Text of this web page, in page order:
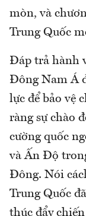
mòn, và
Trung Quốc
Đáp trả hành
Đông Nam Á
lực để bảo vệ
ràng sự chào
cường quốc
và Ấn Độ
Đông. Nói
Trung Quốc
thúc đẩy